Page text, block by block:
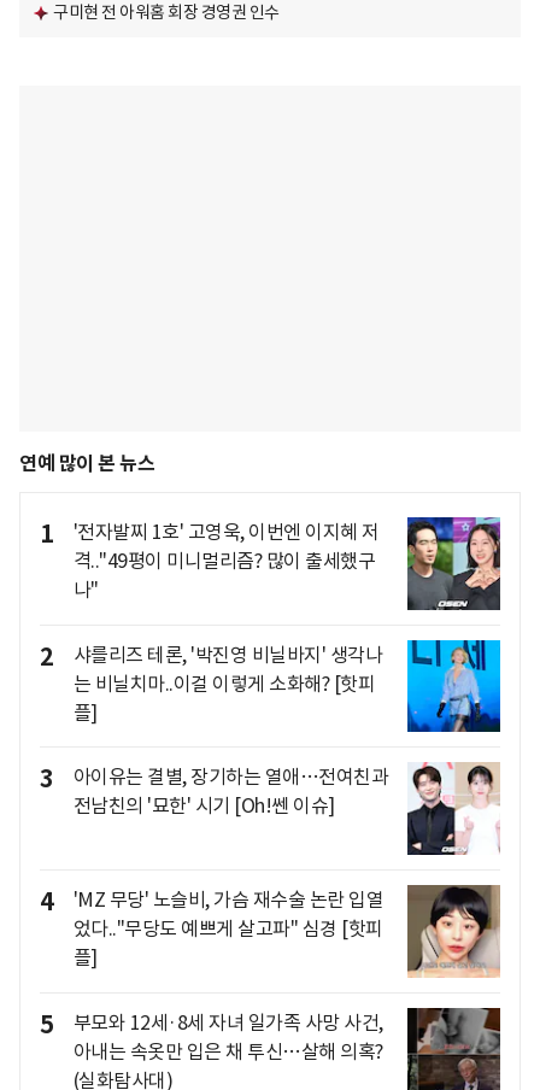
구미현 전 아워홈 회장 경영권 인수
연예 많이 본 뉴스
1
'전자발찌 1호' 고영욱, 이번엔 이지혜 저
격.."49평이 미니멀리즘? 많이 출세했구
나"
2
샤를리즈 테론, '박진영 비닐바지' 생각나
는 비닐치마..이걸 이렇게 소화해? [핫피
플]
3
아이유는 결별, 장기하는 열애…전여친과
전남친의 '묘한' 시기 [Oh!쎈 이슈]
4
'MZ 무당' 노슬비, 가슴 재수술 논란 입열
었다.."무당도 예쁘게 살고파" 심경 [핫피
플]
5
부모와 12세·8세 자녀 일가족 사망 사건,
아내는 속옷만 입은 채 투신…살해 의혹?
(실화탐사대)